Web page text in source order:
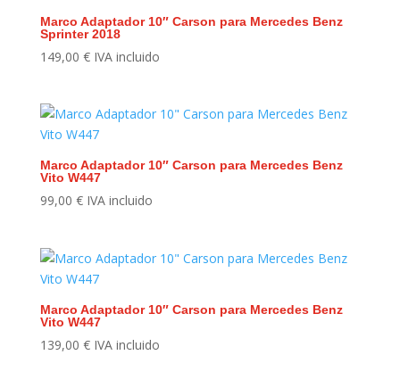
Marco Adaptador 10″ Carson para Mercedes Benz
Sprinter 2018
149,00 € IVA incluido
Marco Adaptador 10″ Carson para Mercedes Benz
Vito W447
99,00 € IVA incluido
Marco Adaptador 10″ Carson para Mercedes Benz
Vito W447
139,00 € IVA incluido